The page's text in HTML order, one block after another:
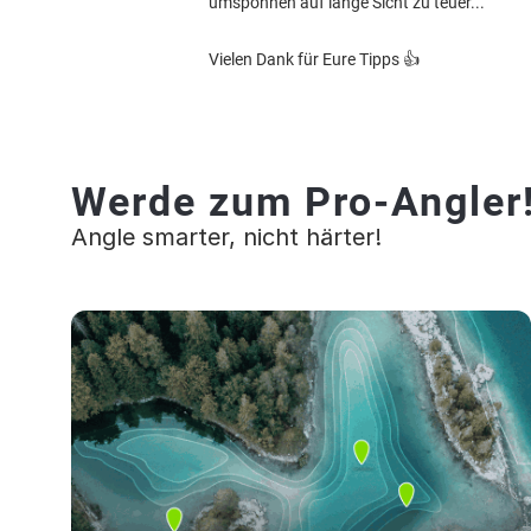
Vielen Dank für Eure Tipps 👍
Werde zum Pro-
Angle smarter, nicht härter!